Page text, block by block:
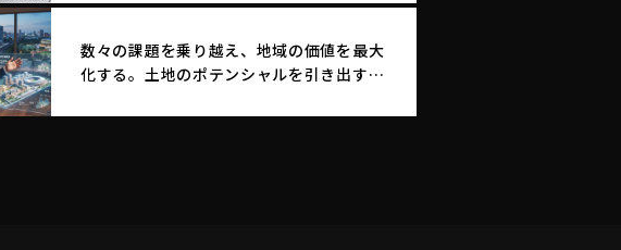
数々の課題を乗り越え、地域の価値を最大
化する。土地のポテンシャルを引き出す｜